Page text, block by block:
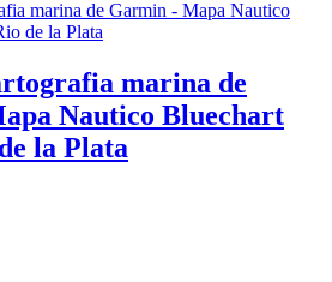
marina de
Nautico Bluechart
la Plata